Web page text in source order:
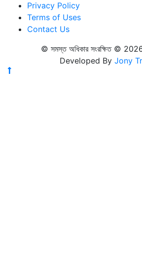
Privacy Policy
Terms of Uses
Contact Us
© সমস্ত অধিকার সংরক্ষিত © 2026
Developed By Jony